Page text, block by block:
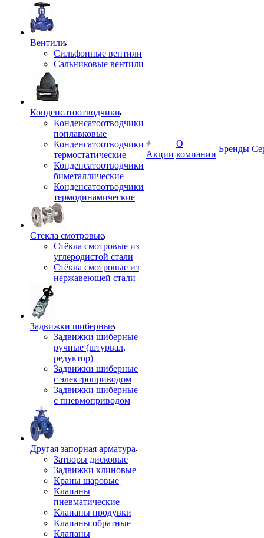
Вентили
Сильфонные вентили
Сальниковые вентили
Конденсатоотводчики
Конденсатоотводчики
поплавковые
Конденсатоотводчики
термостатические
Конденсатоотводчики
биметаллические
Конденсатоотводчики
термодинамические
Стёкла смотровые
Стёкла смотровые из
углеродистой стали
Стёкла смотровые из
нержавеющей стали
Задвижки шиберные
Задвижки шиберные
ручные (штурвал,
редуктор)
Задвижки шиберные
с электроприводом
Задвижки шиберные
с пневмоприводом
Другая запорная арматура
Затворы дисковые
Задвижки клиновые
Краны шаровые
Клапаны
пневматические
Клапаны продувки
Клапаны обратные
Клапаны
Акции
О
компании
Бренды